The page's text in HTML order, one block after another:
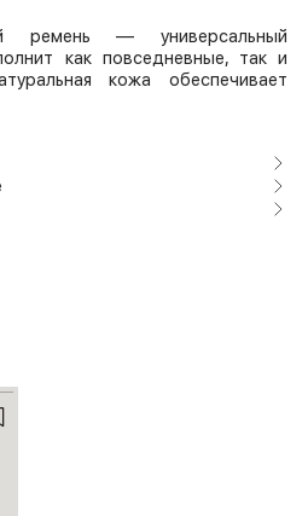
ремень — универсальный
как повседневные, так и
кожа обеспечивает